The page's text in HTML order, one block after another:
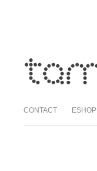
CONTACT ESHOP